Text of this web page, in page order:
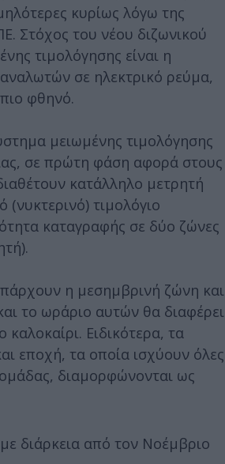
κυρίως λόγω της
Στόχος του νέου διζωνικού
τιμολόγησης είναι η
σε ηλεκτρικό ρεύμα,
φθηνό.
μειωμένης τιμολόγησης
σε πρώτη φάση αφορά στους
κατάλληλο μετρητή
(νυκτερινό) τιμολόγιο
καταγραφής σε δύο ζώνες
η μεσημβρινή ζώνη και
το ωράριο αυτών θα διαφέρει
Ειδικότερα, τα
εποχή, τα οποία ισχύουν όλες
διαμορφώνονται ως
διάρκεια από τον Νοέμβριο